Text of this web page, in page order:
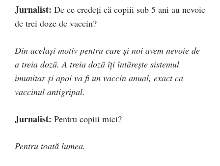
Jurnalist: De ce credeți că copiii sub 5 ani au nevoie
de trei doze de vaccin?
Din același motiv pentru care și noi avem nevoie de
a treia doză. A treia doză îți întărește sistemul
imunitar și apoi va fi un vaccin anual, exact ca
vaccinul antigripal.
Jurnalist: Pentru copiii mici?
Pentru toată lumea.